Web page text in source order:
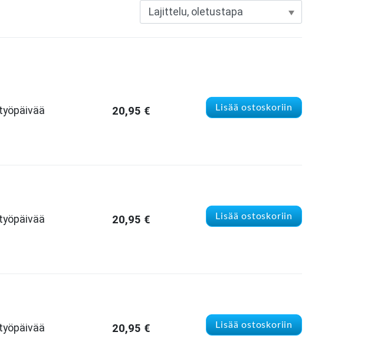
20,95 € Lisää ostoskoriin
20,95 € Lisää ostoskoriin
20,95 € Lisää ostoskoriin